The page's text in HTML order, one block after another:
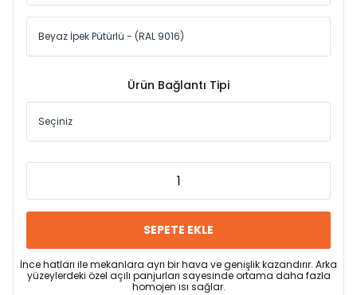
Ürün Bağlantı Tipi
SEPETE EKLE
İnce hatları ile mekanlara ayrı bir hava ve genişlik kazandırır. Arka
yüzeylerdeki özel açılı panjurları sayesinde ortama daha fazla
homojen ısı sağlar.